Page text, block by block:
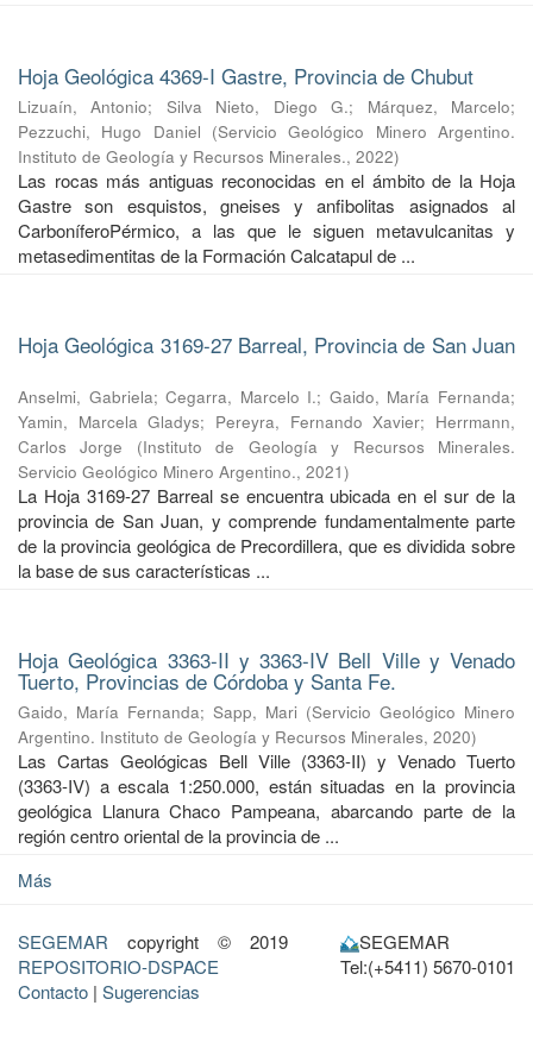
Hoja Geológica 4369-I Gastre, Provincia de Chubut
Lizuaín, Antonio; Silva Nieto, Diego G.; Márquez, Marcelo;
Pezzuchi, Hugo Daniel (Servicio Geológico Minero Argentino.
Instituto de Geología y Recursos Minerales., 2022)
Las rocas más antiguas reconocidas en el ámbito de la Hoja
Gastre son esquistos, gneises y anfibolitas asignados al
CarboníferoPérmico, a las que le siguen metavulcanitas y
metasedimentitas de la Formación Calcatapul de ...
Hoja Geológica 3169-27 Barreal, Provincia de San Juan
Anselmi, Gabriela;Cegarra, Marcelo I.; Gaido, María Fernanda;
Yamin, Marcela Gladys; Pereyra, Fernando Xavier; Herrmann,
Carlos Jorge
(Instituto de Geología y Recursos Minerales.
Servicio Geológico Minero Argentino., 2021)
La Hoja 3169-27 Barreal se encuentra ubicada en el sur de la
provincia de San Juan, y comprende fundamentalmente parte
de la provincia geológica de Precordillera, que es dividida sobre
la base de sus características ...
Hoja Geológica 3363-II y 3363-IV Bell Ville y Venado
Tuerto, Provincias de Córdoba y Santa Fe.
Gaido, María Fernanda; Sapp, Mari (Servicio Geológico Minero
Argentino. Instituto de Geología y Recursos Minerales, 2020)
Las Cartas Geológicas Bell Ville (3363-II) y Venado Tuerto
(3363-IV) a escala 1:250.000, están situadas en la provincia
geológica Llanura Chaco Pampeana, abarcando parte de la
región centro oriental de la provincia de ...
Más
SEGEMAR copyright © 2019
REPOSITORIO-DSPACE
Contacto | Sugerencias
SEGEMAR
Tel:(+5411) 5670-0101